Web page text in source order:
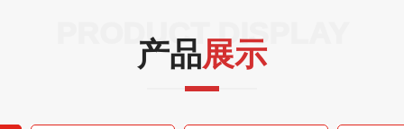
PRODUCT DISPLAY
产品展示